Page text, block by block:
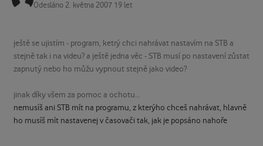
Odesláno 2. května 2007 19 let
ještě se ujistím - program, ketrý chci nahrávat nastavím na STB a
stejně tak i na videu? a ještě jedna věc - STB musí po nastavení zůstat
zapnutý nebo ho můžu vypnout stejně jako video?
jinak díky všem za pomoc a ochotu...
nemusíš ani STB mít na programu, z kterýho chceš nahrávat, hlavně
ho musíš mít nastavenej v časovači tak, jak je popsáno nahoře